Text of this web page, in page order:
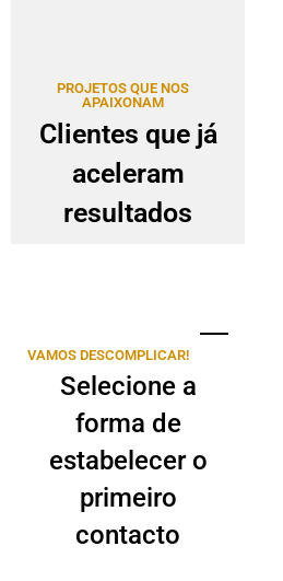
PROJETOS QUE NOS
APAIXONAM
Clientes que já
aceleram
resultados
VAMOS DESCOMPLICAR!
Selecione a
forma de
estabelecer o
primeiro
contacto